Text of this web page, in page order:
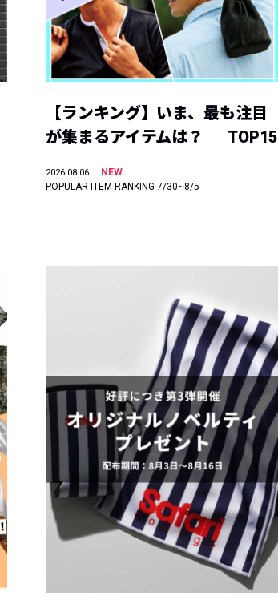
【ランキング】いま、最も注目
が集まるアイテムは？ ｜ TOP15
2026.08.06
NEW
POPULAR ITEM RANKING 7/30~8/5